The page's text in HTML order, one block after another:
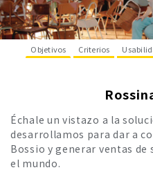
Objetivos Criterios
Échale un vistazo a la
desarrollamos para dar a
Bossio y generar ventas
el mundo.